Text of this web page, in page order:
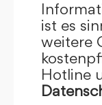
ist es
weitere
Hotline